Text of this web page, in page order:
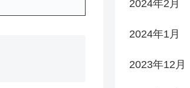
2024年2月
2024年1月
2023年12月